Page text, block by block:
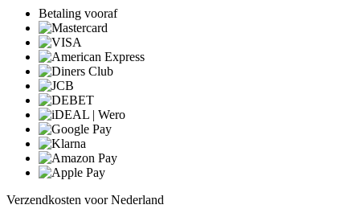
Betaling vooraf
Verzendkosten voor Nederland